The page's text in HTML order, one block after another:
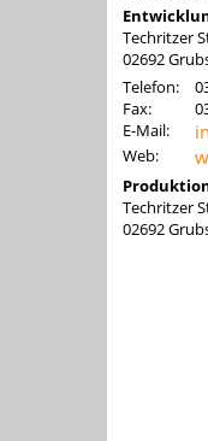
Techritzer
02692
Telefon:
Fax:
E-Mail:
Web:
Techritzer
02692